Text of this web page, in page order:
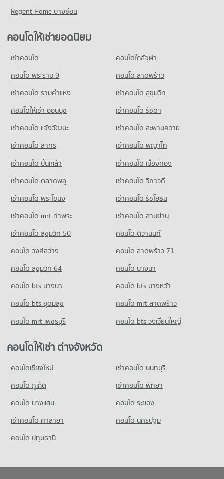
คอนโดให้เช่า รร.นานาชาติเอกมัย
มีคอนโดให้เช่า 22,350 ประกาศ
ขายคอนโด รร.นานาชาติเอกมัย
มีคอนโดขาย 8,485 ประกาศ
คอนโด รร.ทรินิตี้ อินเตอร์เนชั่นแนล
คอนโดให้เช่า รร.ทรินิตี้ อินเตอร์เนชั่นแนล
มีคอนโดให้เช่า 45,434 ประกาศ
ขายคอนโด รร.ทรินิตี้ อินเตอร์เนชั่นแนล
มีคอนโดขาย 16,719 ประกาศ
815 โครงการ
คอนโดให้เช่า รร.สายน้ำผึ้ง
ขายคอนโด รร.สายน้ำผึ้ง
มีคอนโดขาย 18,957 ประกาศ
คอนโด รร.สาธิตม.ศรีนครินทรวิโรฒ ประสานมิตร
778 โครงการ
คอนโดให้เช่า รร.สาธิตม.ศรีนครินทรวิโรฒ ประสานมิตร
มีคอนโดให้เช่า 58,381 ประกาศ
ขายคอนโด รร.สาธิตม.ศรีนครินทรวิโรฒ ประสานมิตร
คอนโด รร.วิจิตรวิทยา
คอนโดให้เช่า รร.วิจิตรวิทยา
มีคอนโดให้เช่า 12,279 ประกาศ
ขายคอนโด รร.วิจิตรวิทยา
คอนโด รร.ทอสี
คอนโดให้เช่า รร.ทอสี
มีคอนโดให้เช่า 18,762 ประกาศ
คอนโด บิ๊กซี ซูเปอร์เซ็นเตอร์ เอกมัย
คอนโดให้เช่า บิ๊กซี ซูเปอร์เซ็นเตอร์ เอกมัย
มีคอนโดให้เช่า 28,356 ประกาศ
มีคอนโดขาย 10,209 ประกาศ
คอนโด เทสโก้โลตัส เอ็กตร้า พระราม 4
673 โครงการ
คอนโดให้เช่า เทสโก้โลตัส เอ็กตร้า พระราม 4
มีคอนโดให้เช่า 40,843 ประกาศ
ขายคอนโด เทสโก้โลตัส เอ็กตร้า พระราม 4
มีคอนโดขาย 15,094 ประกาศ
คอนโด บิ๊กซี เอ็กซ์ตร้า พระราม 4
คอนโดให้เช่า บิ๊กซี เอ็กซ์ตร้า พระราม 4
มีคอนโดให้เช่า 65,280 ประกาศ
ขายคอนโด บิ๊กซี เอ็กซ์ตร้า พระราม 4
มีคอนโดขาย 24,291 ประกาศ
ขายคอนโด ถนนเพชรบุรี (ตัดใหม่) กรุงเทพฯ
มีคอนโดขาย 11,335 ประกาศ
คอนโด ถนนสุขุมวิท
คอนโดให้เช่า ถนนสุขุมวิท
มีคอนโดให้เช่า 74,233 ประกาศ
ขายคอนโด ถนนสุขุมวิท
มีคอนโดขาย 27,003 ประกาศ
คอนโด ซอยเอกมัย (สุขุมวิท 63)
275 โครงการ
คอนโดให้เช่า ซอยเอกมัย (สุขุมวิท 63)
ขายคอนโด ซอยเอกมัย (สุขุมวิท 63)
มีคอนโดขาย 7,645 ประกาศ
คอนโด ซอยทองหล่อ (สุขุมวิท 55)
304 โครงการ
คอนโดให้เช่า ซอยทองหล่อ (สุขุมวิท 55)
มีคอนโดให้เช่า 22,059 ประกาศ
ขายคอนโด ซอยทองหล่อ (สุขุมวิท 55)
คอนโด ดิเอ็มโพเรี่ยม
คอนโดให้เช่า ดิเอ็มโพเรี่ยม
มีคอนโดให้เช่า 33,846 ประกาศ
มีคอนโดขาย 12,349 ประกาศ
คอนโด สุขุมวิท ชั้นนอก
คอนโดให้เช่า สุขุมวิท ชั้นนอก
มีคอนโดให้เช่า 15,033 ประกาศ
ขายคอนโด สุขุมวิท ชั้นนอก
มีคอนโดขาย 5,554 ประกาศ
คอนโด ดิ เอ็มควอเทียร์
คอนโดให้เช่า รพ.กล้วยน้ำไท
มีคอนโดให้เช่า 38,967 ประกาศ
ขายคอนโด รพ.กล้วยน้ำไท
มีคอนโดขาย 13,886 ประกาศ
คอนโด รพ.กรุงเทพ
626 โครงการ
คอนโดให้เช่า รพ.กรุงเทพ
มีคอนโดให้เช่า 47,421 ประกาศ
ขายคอนโด รพ.กรุงเทพ
มีคอนโดขาย 17,220 ประกาศ
Regent Home บางซ่อน
คอนโดให้เช่ายอดนิยม
เช่าคอนโด
คอนโดใกล้จุฬา
คอนโด พระราม 9
คอนโด ลาดพร้าว
เช่าคอนโด รามคําแหง
เช่าคอนโด สุขุมวิท
คอนโดให้เช่า อ่อนนุช
เช่าคอนโด รัชดา
เช่าคอนโด แจ้งวัฒนะ
เช่าคอนโด สะพานควาย
เช่าคอนโด สาทร
เช่าคอนโด พญาไท
เช่าคอนโด ปิ่นเกล้า
เช่าคอนโด เมืองทอง
เช่าคอนโด ตลาดพลู
เช่าคอนโด วิภาวดี
เช่าคอนโด พระโขนง
เช่าคอนโด รัชโยธิน
เช่าคอนโด mrt ท่าพระ
เช่าคอนโด สามย่าน
เช่าคอนโด สุขุมวิท 50
คอนโด ติวานนท์
คอนโด วงศ์สว่าง
คอนโด ลาดพร้าว 71
คอนโด สุขุมวิท 64
คอนโด บางนา
คอนโด bts บางนา
คอนโด bts บางหว้า
คอนโด bts อุดมสุข
คอนโด mrt ลาดพร้าว
คอนโด mrt เพชรบุรี
คอนโด bts วงเวียนใหญ่
คอนโดให้เช่า ต่างจังหวัด
คอนโดเชียงใหม่
เช่าคอนโด นนทบุรี
คอนโด ภูเก็ต
เช่าคอนโด พัทยา
คอนโด บางแสน
คอนโด ระยอง
เช่าคอนโด ศาลายา
คอนโด นครปฐม
คอนโด ปทุมธานี